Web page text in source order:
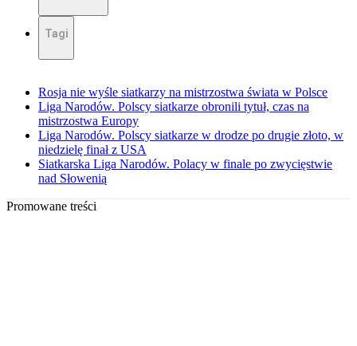
Tagi
Rosja nie wyśle siatkarzy na mistrzostwa świata w Polsce
Liga Narodów. Polscy siatkarze obronili tytuł, czas na
mistrzostwa Europy
Liga Narodów. Polscy siatkarze w drodze po drugie złoto, w
niedzielę finał z USA
Siatkarska Liga Narodów. Polacy w finale po zwycięstwie
nad Słowenią
Promowane treści